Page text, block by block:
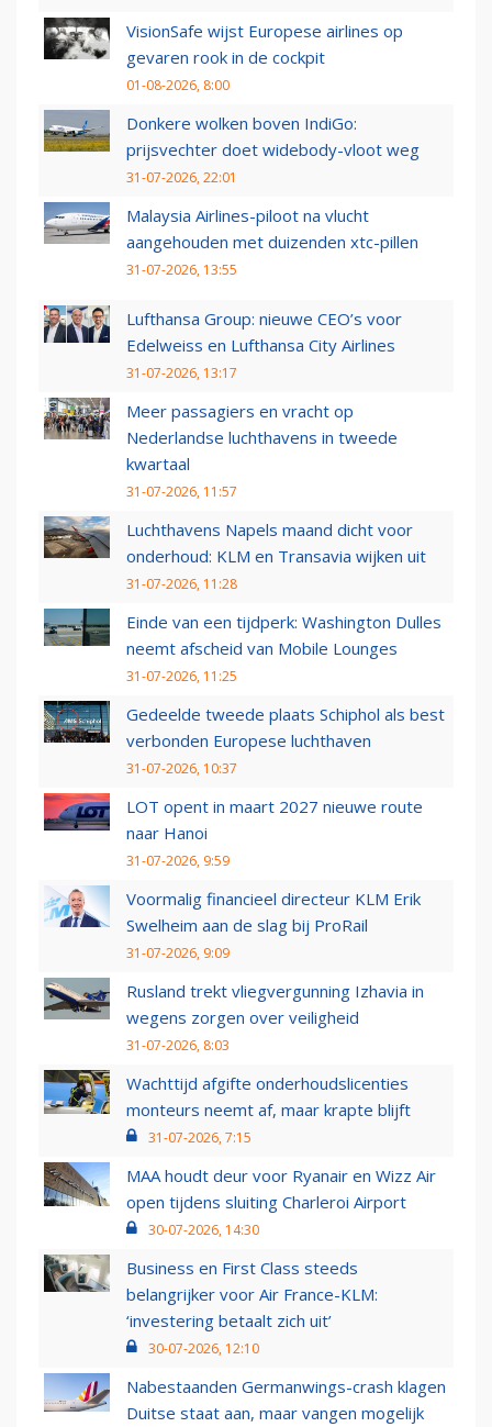
VisionSafe wijst Europese airlines op
gevaren rook in de cockpit
01-08-2026, 8:00
Donkere wolken boven IndiGo:
prijsvechter doet widebody-vloot weg
31-07-2026, 22:01
Malaysia Airlines-piloot na vlucht
aangehouden met duizenden xtc-pillen
31-07-2026, 13:55
Lufthansa Group: nieuwe CEO’s voor
Edelweiss en Lufthansa City Airlines
31-07-2026, 13:17
Meer passagiers en vracht op
Nederlandse luchthavens in tweede
kwartaal
31-07-2026, 11:57
Luchthavens Napels maand dicht voor
onderhoud: KLM en Transavia wijken uit
31-07-2026, 11:28
Einde van een tijdperk: Washington Dulles
neemt afscheid van Mobile Lounges
31-07-2026, 11:25
Gedeelde tweede plaats Schiphol als best
verbonden Europese luchthaven
31-07-2026, 10:37
LOT opent in maart 2027 nieuwe route
naar Hanoi
31-07-2026, 9:59
Voormalig financieel directeur KLM Erik
Swelheim aan de slag bij ProRail
31-07-2026, 9:09
Rusland trekt vliegvergunning Izhavia in
wegens zorgen over veiligheid
31-07-2026, 8:03
Wachttijd afgifte onderhoudslicenties
monteurs neemt af, maar krapte blijft
31-07-2026, 7:15
MAA houdt deur voor Ryanair en Wizz Air
open tijdens sluiting Charleroi Airport
30-07-2026, 14:30
Business en First Class steeds
belangrijker voor Air France-KLM:
‘investering betaalt zich uit’
30-07-2026, 12:10
Nabestaanden Germanwings-crash klagen
Duitse staat aan, maar vangen mogelijk